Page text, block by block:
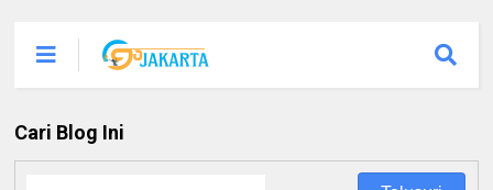
Cari Blog Ini